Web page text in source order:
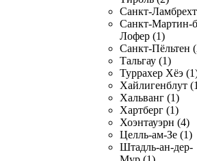
Санкт-
Санкт-Мартин-
Лофер (1)
Санкт-Пёльтен
Тальгау (1)
Туррахер Хёэ
Хайлигенблут
Хальванг (1)
Хартберг (1)
Хоэнтауэрн (4)
Целль-ам-Зе (1)
Штадль-ан-дер-